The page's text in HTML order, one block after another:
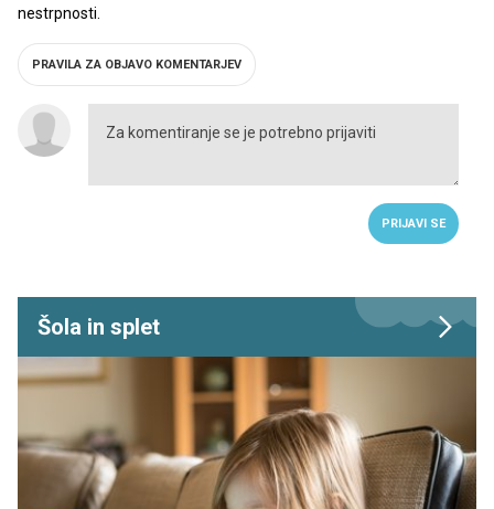
nestrpnosti.
PRAVILA ZA OBJAVO KOMENTARJEV
PRIJAVI SE
Šola in splet